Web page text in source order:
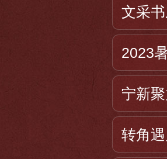
北京银行成立
份制 北京银行
依托中国经济
市、跨区域、
截至2014年，
文采
2023
宁新
转角